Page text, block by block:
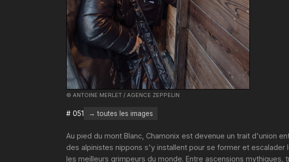
© ANTOINE MERLET / AGENCE ZEPPELIN
# 051 → toutes les images
Au pied du mont Blanc, Chamonix est devenue un trait d'union
des alpinistes nippons s'y installent pour se former et
les meilleurs grimpeurs du monde. Entre ascensions mythiques,